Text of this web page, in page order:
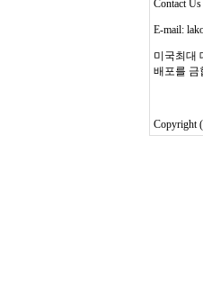
Contact
E-mail:
미국최대
배포를
Copyright